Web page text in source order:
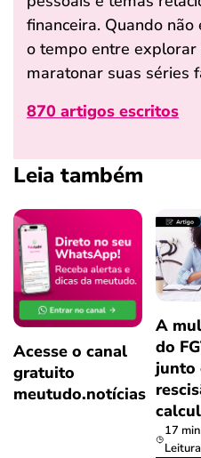
financeira. Quando
o tempo entre explorar
maratonar suas séries
870 artigos escritos
Leia também
Acesse o canal
gratuito
meutudo.notícias
A
do
junto
17 min
Leitura